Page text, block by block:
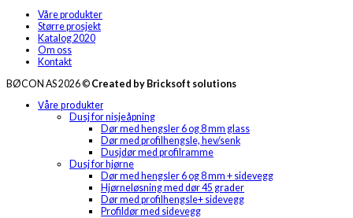
Våre produkter
Større prosjekt
Katalog 2020
Om oss
Kontakt
BØCON AS 2026 © Created by Bricksoft solutions
Våre produkter
Dusj for nisjeåpning
Dør med hengsler 6 og 8 mm glass
Dør med profilhengsle, hev/senk
Dusjdør med profilramme
Dusj for hjørne
Dør med hengsler 6 og 8 mm + sidevegg
Hjørneløsning med dør 45 grader
Dør med profilhengsle+ sidevegg
Profildør med sidevegg